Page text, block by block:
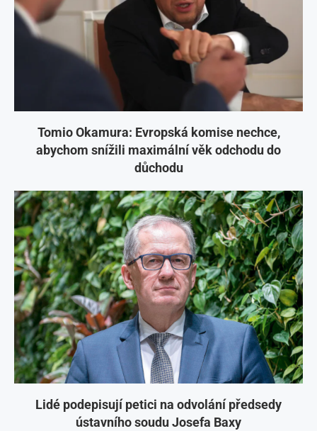
Tomio Okamura: Evropská komise nechce,
abychom snížili maximální věk odchodu do
důchodu
Lidé podepisují petici na odvolání předsedy
ústavního soudu Josefa Baxy